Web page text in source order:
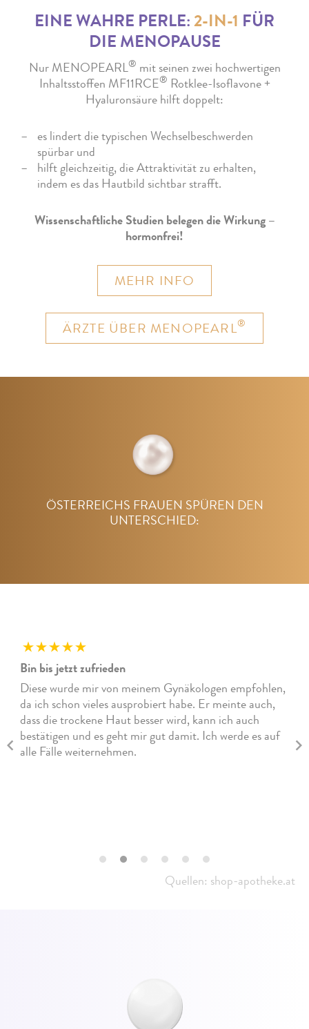
EINE WAHRE PERLE:2-IN-1 FÜR
DIE MENOPAUSE
Nur MENOPEARL® mit seinen zwei hochwertigen
Inhaltsstoffen MF11RCE® Rotklee-Isoflavone +
Hyaluronsäure hilft doppelt:
es lindert die typischen Wechselbeschwerden
spürbar und
hilft gleichzeitig, die Attraktivität zu erhalten,
indem es das Hautbild sichtbar strafft.
Wissenschaftliche Studien belegen die Wirkung –
hormonfrei!
MEHR INFO
ÄRZTE ÜBER MENOPEARL®
ÖSTERREICHS FRAUEN SPÜREN DEN
UNTERSCHIED:
Bin bis jetzt zufrieden
Diese wurde mir von meinem Gynäkologen empfohlen,
da ich schon vieles ausprobiert habe. Er meinte auch,
dass die trockene Haut besser wird, kann ich auch
bestätigen und es geht mir gut damit. Ich werde es auf
alle Fälle weiternehmen.
Quellen: shop-apotheke.at